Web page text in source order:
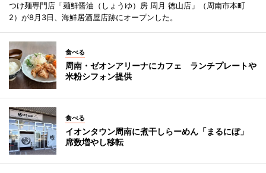
つけ麺専門店「麺鮮醤油（しょうゆ）房 周月 徳山店」（周南市本町
2）が8月3日、海鮮居酒屋店跡にオープンした。
食べる
周南・ゼオンアリーナにカフェ ランチプレートや
米粉シフォン提供
食べる
イオンタウン周南に煮干しらーめん「まるにぼ」
席数増やし移転